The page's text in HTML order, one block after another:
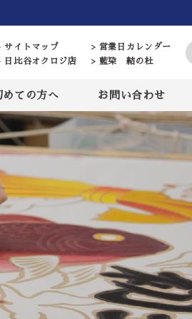
サイトマップ
> 営業日カレンダー
日比谷オクロジ店
> 藍染 結の杜
めての方へ お問い合わせ